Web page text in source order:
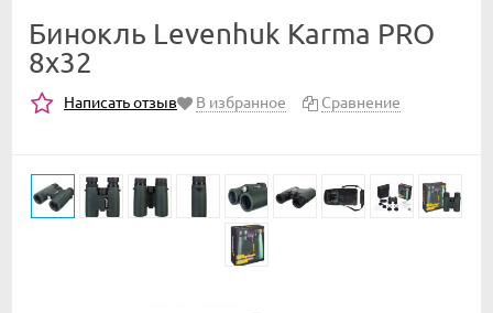
Бинокль Levenhuk Karma PRO
8x32
Написать отзыв В избранное Сравнение